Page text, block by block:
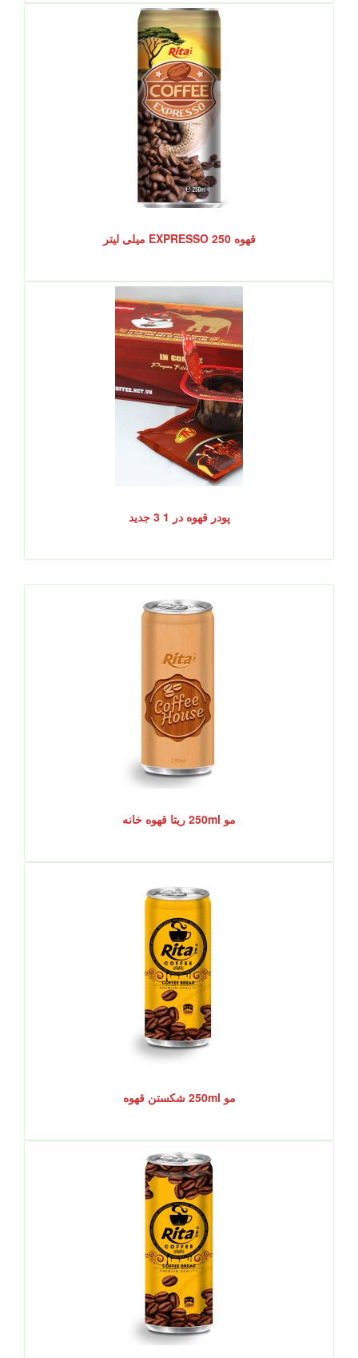
قهوه EXPRESSO 250 میلی لیتر
پودر قهوه در 1 3 جدید
مو 250ml ریتا قهوه خانه
مو 250ml شکستن قهوه